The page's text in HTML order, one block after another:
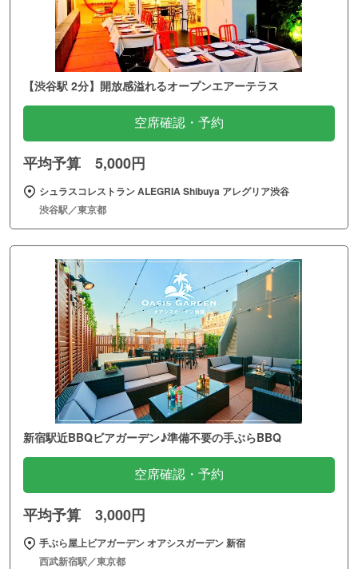
【渋谷駅 2分】開放感溢れるオープンエアーテラス
空席確認・予約
平均予算 5,000円
シュラスコレストラン ALEGRIA Shibuya アレグリア渋谷
渋谷駅／東京都
新宿駅近BBQビアガーデン♪準備不要の手ぶらBBQ
空席確認・予約
平均予算 3,000円
手ぶら屋上ビアガーデン オアシスガーデン 新宿
西武新宿駅／東京都